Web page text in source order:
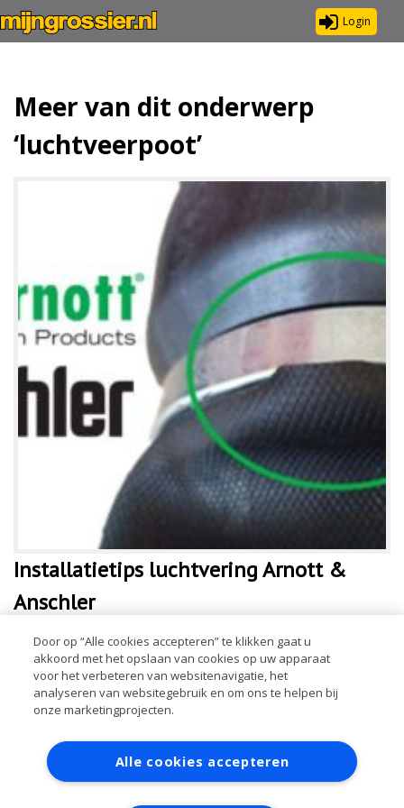
Login
Meer van dit onderwerp
‘luchtveerpoot’
Installatietips luchtvering Arnott &
Anschler
Arnott en Anschler dragen graag bij aan het voorkomen van
problemen bij of na installatie of reparatie van luchtvering.
Hieronder vindt u daarom waardevolle tips voor een juiste installatie
zodat u sch
Contact Account aanvragen
Inloggen
RAI bestanden
Privacy
Algemene
voorwaarden
Door op “Alle cookies accepteren” te klikken gaat u
akkoord met het opslaan van cookies op uw apparaat
voor het verbeteren van websitenavigatie, het
analyseren van websitegebruik en om ons te helpen bij
onze marketingprojecten.
Alle cookies accepteren